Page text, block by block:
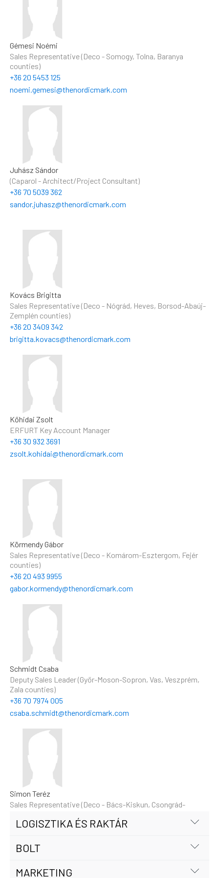
Gémesi Noémi
Sales Representative (Deco - Somogy, Tolna, Baranya
counties)
+36 20 5453 125
noemi.gemesi@thenordicmark.com
Juhász Sándor
(Caparol - Architect/Project Consultant)
+36 70 5039 362
sandor.juhasz@thenordicmark.com
Kovács Brigitta
Sales Representative (Deco - Nógrád, Heves, Borsod-Abaúj-
Zemplén counties)
+36 20 3409 342
brigitta.kovacs@thenordicmark.com
Kőhidai Zsolt
ERFURT Key Account Manager
+36 30 932 3691
zsolt.kohidai@thenordicmark.com
Körmendy Gábor
Sales Representative (Deco - Komárom-Esztergom, Fejér
counties)
+36 20 493 9955
gabor.kormendy@thenordicmark.com
Schmidt Csaba
Deputy Sales Leader (Győr-Moson-Sopron, Vas, Veszprém,
Zala counties)
+36 70 7974 005
csaba.schmidt@thenordicmark.com
Simon Teréz
Sales Representative (Deco - Bács-Kiskun, Csongrád-
+36 20 943 3495
LOGISZTIKA ÉS RAKTÁR
BOLT
MARKETING